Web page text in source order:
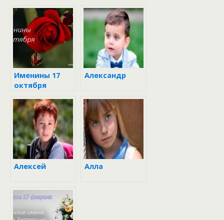
Именины 17
октября
Александр
Алексей Алла